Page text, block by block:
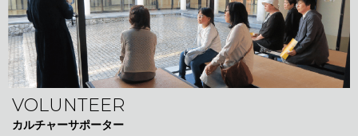
VOLUNTEER
カルチャーサポーター